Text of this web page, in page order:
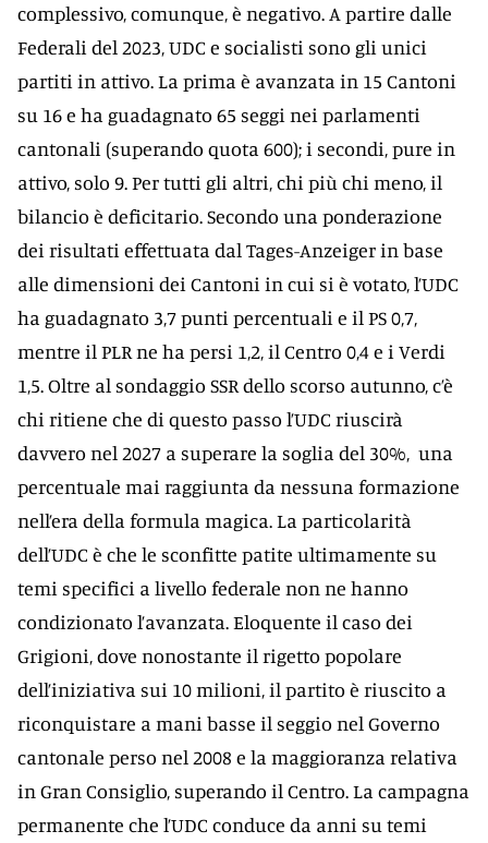
complessivo, comunque, è negativo. A partire dalle
Federali del 2023, UDC e socialisti sono gli unici
partiti in attivo. La prima è avanzata in 15 Cantoni
su 16 e ha guadagnato 65 seggi nei parlamenti
cantonali (superando quota 600); i secondi, pure in
attivo, solo 9. Per tutti gli altri, chi più chi meno, il
bilancio è deficitario. Secondo una ponderazione
dei risultati effettuata dal Tages-Anzeiger in base
alle dimensioni dei Cantoni in cui si è votato, l’UDC
ha guadagnato 3,7 punti percentuali e il PS 0,7,
mentre il PLR ne ha persi 1,2, il Centro 0,4 e i Verdi
1,5. Oltre al sondaggio SSR dello scorso autunno, c’è
chi ritiene che di questo passo l’UDC riuscirà
davvero nel 2027 a superare la soglia del 30%, una
percentuale mai raggiunta da nessuna formazione
nell’era della formula magica. La particolarità
dell’UDC è che le sconfitte patite ultimamente su
temi specifici a livello federale non ne hanno
condizionato l’avanzata. Eloquente il caso dei
Grigioni, dove nonostante il rigetto popolare
dell’iniziativa sui 10 milioni, il partito è riuscito a
riconquistare a mani basse il seggio nel Governo
cantonale perso nel 2008 e la maggioranza relativa
in Gran Consiglio, superando il Centro. La campagna
permanente che l’UDC conduce da anni su temi